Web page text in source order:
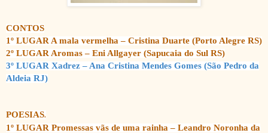
CONTOS
1º LUGAR A mala vermelha– Cristina Duarte (Porto Alegre RS)
2º LUGAR Aromas– Eni Allgayer (Sapucaia do Sul RS)
3º LUGAR Xadrez – Ana Cristina Mendes Gomes (São Pedro da
Aldeia RJ)
POESIAS.
1º LUGAR Promessas vãs de uma rainha– Leandro Noronha da